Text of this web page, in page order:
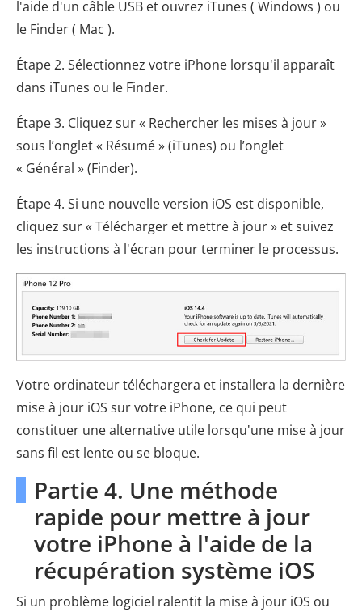
l'aide d'un câble USB et ouvrez iTunes ( Windows ) ou
le Finder ( Mac ).
Étape 2. Sélectionnez votre iPhone lorsqu'il apparaît
dans iTunes ou le Finder.
Étape 3. Cliquez sur « Rechercher les mises à jour »
sous l’onglet « Résumé » (iTunes) ou l’onglet
« Général » (Finder).
Étape 4. Si une nouvelle version iOS est disponible,
cliquez sur « Télécharger et mettre à jour » et suivez
les instructions à l'écran pour terminer le processus.
Votre ordinateur téléchargera et installera la dernière
mise à jour iOS sur votre iPhone, ce qui peut
constituer une alternative utile lorsqu'une mise à jour
sans fil est lente ou se bloque.
Partie 4. Une méthode
rapide pour mettre à jour
votre iPhone à l'aide de la
récupération système iOS
Si un problème logiciel ralentit la mise à jour iOS ou